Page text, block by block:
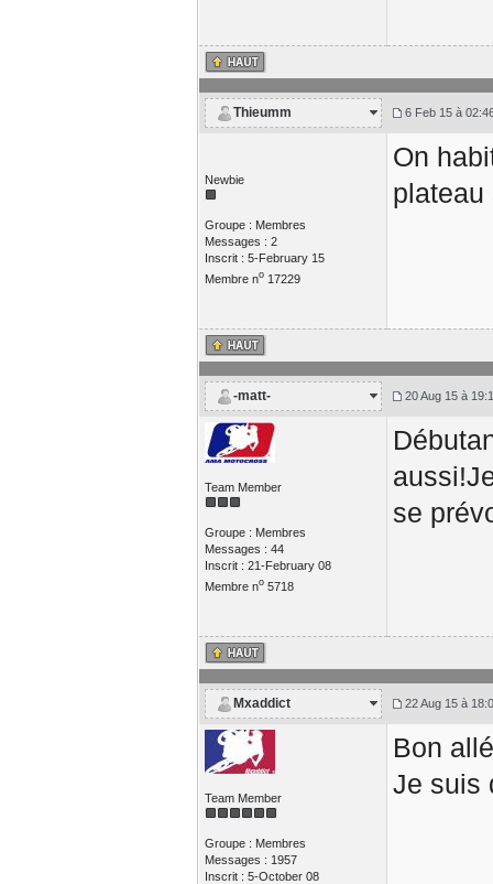
Thieumm 6 Feb 15 à
Newbie
Groupe : Membres
Messages : 2
Inscrit : 5-February 15
Membre no17229
On
-matt- 20 Aug 15 à
Team Member
Groupe : Membres
Messages : 44
Inscrit : 21-February 08
Membre no5718
se
Mxaddict 22 Aug 15 à
Team Member
Groupe : Membres
Messages : 1957
Inscrit : 5-October 08
Bon
Je suis